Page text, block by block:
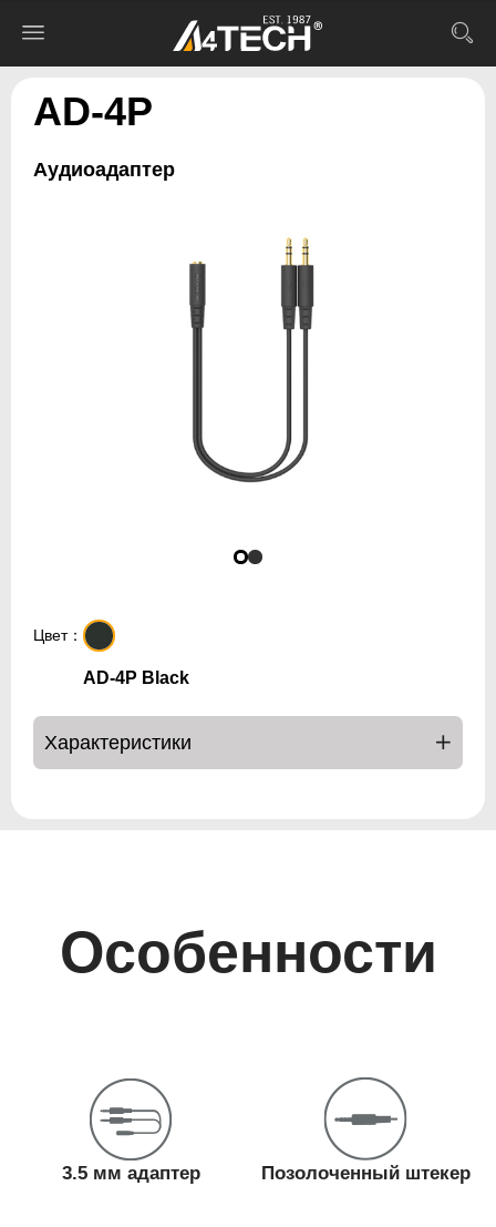
AD-4P
Аудиоадаптер
Цвет：
AD-4P Black
Характеристики
Особенности
3.5 мм адаптер Позолоченный штекер